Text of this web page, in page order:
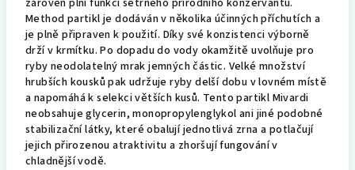
zároveň plní funkci šetrného přírodního konzervantu.
Method partikl je dodáván v několika účinných příchutích a
je plně připraven k použití. Díky své konzistenci výborně
drží v krmítku. Po dopadu do vody okamžitě uvolňuje pro
ryby neodolatelný mrak jemných částic. Velké množství
hrubších kousků pak udržuje ryby delší dobu v lovném místě
a napomáhá k selekci větších kusů. Tento partikl Mivardi
neobsahuje glycerin, monopropylenglykol ani jiné podobné
stabilizační látky, které obalují jednotlivá zrna a potlačují
jejich přirozenou atraktivitu a zhoršují fungování v
chladnější vodě.